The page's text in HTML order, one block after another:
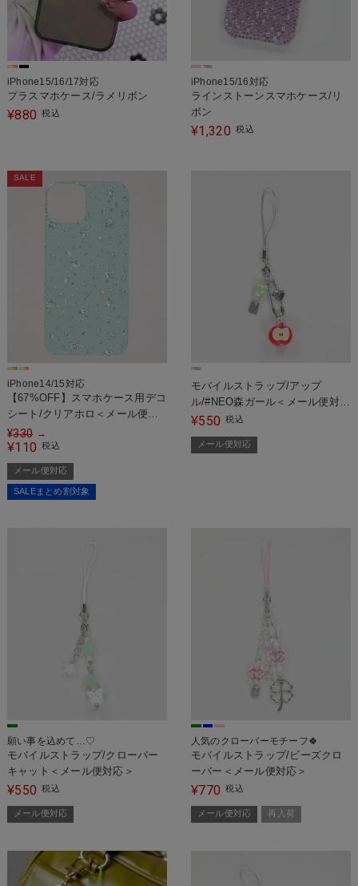
iPhone15/16/17対応
プラスマホケース/ラメリボン
¥880 税込
iPhone15/16対応
ラインストーンスマホケース/リ
ボン
¥1,320 税込
SALE
iPhone14/15対応
【67%OFF】スマホケース用デコ
シート/クリアホロ＜メール便対
応＞
¥330 →
¥110 税込
メール便対応
SALEまとめ割対象
モバイルストラップ/アップ
ル/#NEO森ガール＜メール便対応
＞
¥550 税込
メール便対応
願い事を込めて…♡
モバイルストラップ/クローバー
キャット＜メール便対応＞
¥550 税込
メール便対応
人気のクローバーモチーフ🍀
モバイルストラップ/ビーズクロ
ーバー＜メール便対応＞
¥770 税込
メール便対応 再入荷